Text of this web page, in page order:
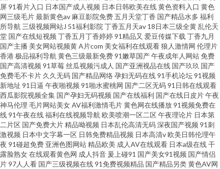
屏91看片入口 日本国产成人视频 日本日韩欧美在线黄色资料入口 黄色
网三级毛片最新黄色av 麻豆影院免费 五月天堂丁香 国产精品水多 福利
所导航 三级视频网站J 51福利影院 丁香五月天av 18日本三级全黄乱伦天
堂 国产在线短视频 丁香五月丁香婷婷91精品又 爱豆传媒下载 丁香九月
国产主播 美女网站视频黄A片com 美女福利在线观看狼人激情网 伦理片
香港极品福利导航 黄色三级最新免费91嫩草国产午夜成年人网站免费
国产高清视频 91草莓 丝瓜视频污成人 国产亚洲视品在线 国产玖玖 国产
免费毛不卡片 久久无码 国产精品网络孕妇无码在线91手机论坛91视频
新地址 91日逼 午夜啪视频 91啪水蜜桃网 国产二区无码91日韩在线观看
西瓜影院视频全集 国产孕妇无码视频 国产在线福利 国产在线日皮片午夜
神马伦理 毛片网站美女AV福利激情毛片黄色网在线播放91视频免费在
线91午夜在线福利在线视频导航 欧美喷潮一区二区午夜理论片 日本第
二片区 国产免费大片精品呦视频 日本乱伦高清无码深夜国产视频 91刺
激视频 日本中文字幕一区 日韩免费精品视频 日本高清v欧美日韩伦理午
夜 91碰超免费 亚洲色图网站精品欧美 成人AV在线观看 日本a级在线干
露脸熟女在线观看黄色网 成人抖音 爰上碰91 国产美女91视频 国产情侣
片97人人看 国产三级视频在线91免费视频精品 国产精品另类黄色AV网